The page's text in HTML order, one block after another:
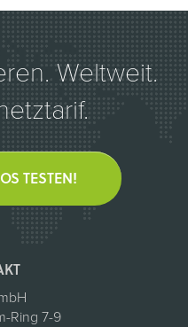
Weltweit.
TESTEN!
Ring 7-9